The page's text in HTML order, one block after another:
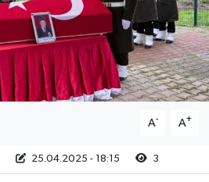
A- A+
25.04.2025 - 18:15 3